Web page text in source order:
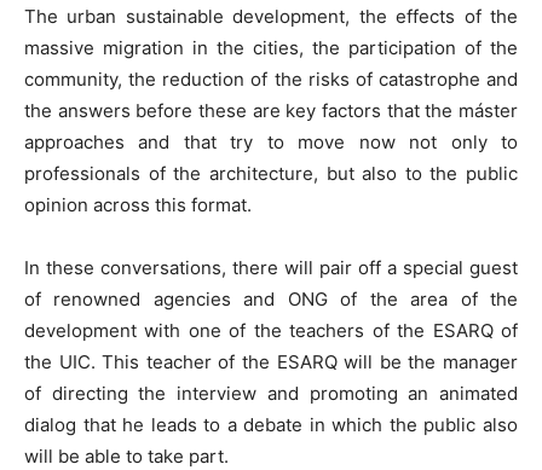
The urban sustainable development, the effects of the
massive migration in the cities, the participation of the
community, the reduction of the risks of catastrophe and
the answers before these are key factors that the máster
approaches and that try to move now not only to
professionals of the architecture, but also to the public
opinion across this format.
In these conversations, there will pair off a special guest
of renowned agencies and ONG of the area of the
development with one of the teachers of the ESARQ of
the UIC. This teacher of the ESARQ will be the manager
of directing the interview and promoting an animated
dialog that he leads to a debate in which the public also
will be able to take part.